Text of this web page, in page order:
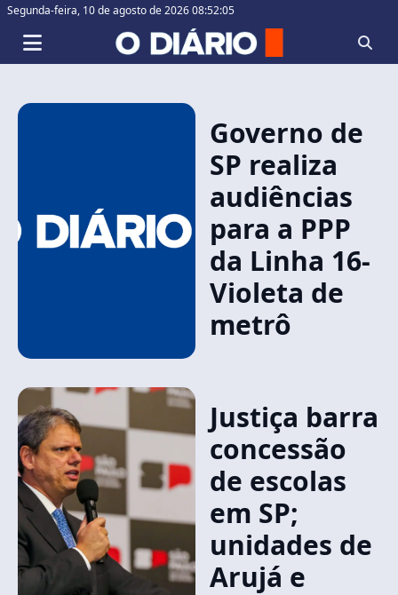
Segunda-feira, 10 de agosto de 2026 08:52:06
Governo de
SP realiza
audiências
para a PPP
da Linha 16-
Violeta de
metrô
Justiça barra
concessão
de escolas
em SP;
unidades de
Arujá e